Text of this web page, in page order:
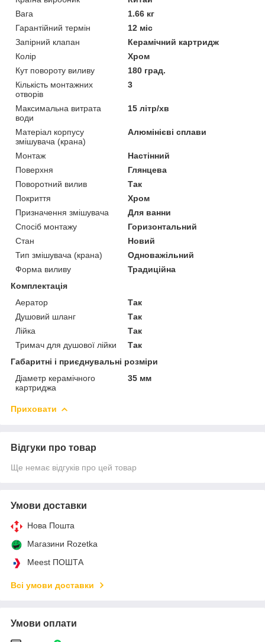
Вага
1.66 кг
Гарантійний термін
12 міс
Запірний клапан
Керамічний картридж
Колір
Хром
Кут повороту виливу
180 град.
Кількість монтажних
отворів
3
Максимальна витрата
води
15 літр/хв
Матеріал корпусу
змішувача (крана)
Алюмінієві сплави
Монтаж
Настінний
Поверхня
Глянцева
Поворотний вилив
Так
Покриття
Хром
Призначення змішувача
Для ванни
Спосіб монтажу
Горизонтальний
Стан
Новий
Тип змішувача (крана)
Одноважільний
Форма виливу
Традиційна
Комплектація
Аератор
Так
Душовий шланг
Так
Лійка
Так
Тримач для душової лійки
Так
Габаритні і приєднувальні розміри
Діаметр керамічного
картриджа
35 мм
Приховати
Відгуки про товар
Ще немає відгуків про цей товар
Умови доставки
Нова Пошта
Магазини Rozetka
Meest ПОШТА
Всі умови доставки
Умови оплати